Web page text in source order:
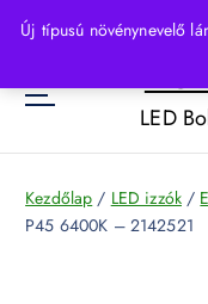
Új típusú növénynevelő
p
o
LED
Kezdőlap / LED izzók/
P45 6400K – 2142521